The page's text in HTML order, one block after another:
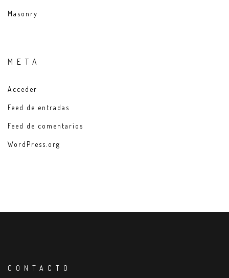
Masonry
META
Acceder
Feed de entradas
Feed de comentarios
WordPress.org
CONTACTO